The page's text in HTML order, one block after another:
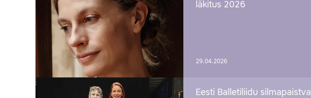
läkitus 2026
29.04.2026
Eesti Balletiliidu silmapaistva